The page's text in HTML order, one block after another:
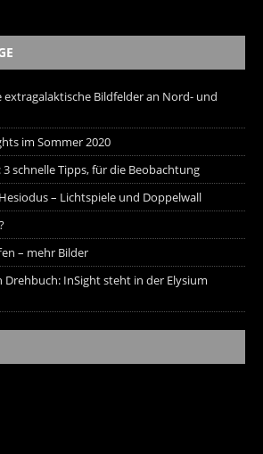
Bildfelder an Nord- und
im Sommer 2020
schnelle Tipps, für die Beobachtung
– Lichtspiele und Doppelwall
– mehr Bilder
Drehbuch: InSight steht in der Elysium